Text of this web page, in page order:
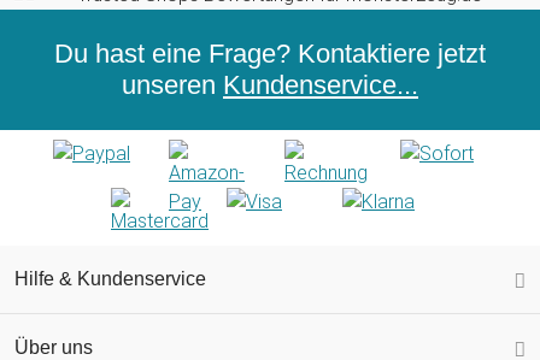
Du hast eine Frage? Kontaktiere jetzt
unseren Kundenservice...
Hilfe & Kundenservice
Über uns